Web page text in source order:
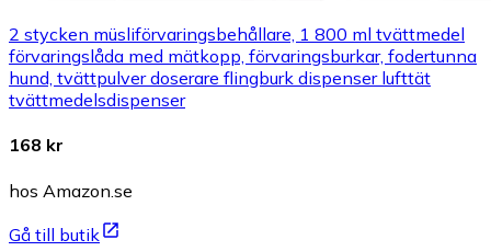
2 stycken müsliförvaringsbehållare, 1 800 ml tvättmedel
förvaringslåda med mätkopp, förvaringsburkar, fodertunna
hund, tvättpulver doserare flingburk dispenser lufttät
tvättmedelsdispenser
168 kr
hos Amazon.se
Gå till butik